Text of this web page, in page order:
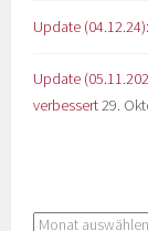
Update
Update
verbessert29.